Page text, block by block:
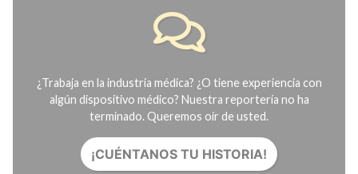
¿Trabaja en la industria médica? ¿O tiene experiencia con
algún dispositivo médico? Nuestra reportería no ha
terminado. Queremos oír de usted.
¡CUÉNTANOS TU HISTORIA!